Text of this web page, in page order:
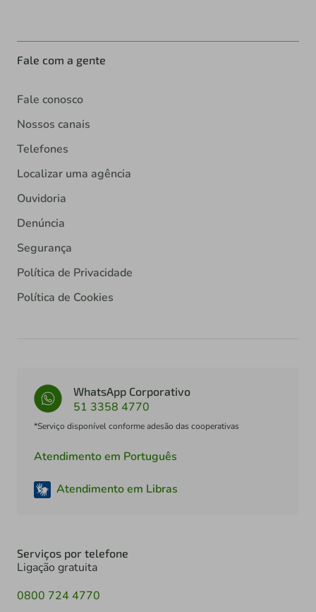
Fale com a gente
Fale conosco
Nossos canais
Telefones
Localizar uma agência
Ouvidoria
Denúncia
Segurança
Política de Privacidade
Política de Cookies
WhatsApp Corporativo
51 3358 4770
*Serviço disponível conforme adesão das cooperativas
Atendimento em Português
Atendimento em Libras
Serviços por telefone
Ligação gratuita
0800 724 4770